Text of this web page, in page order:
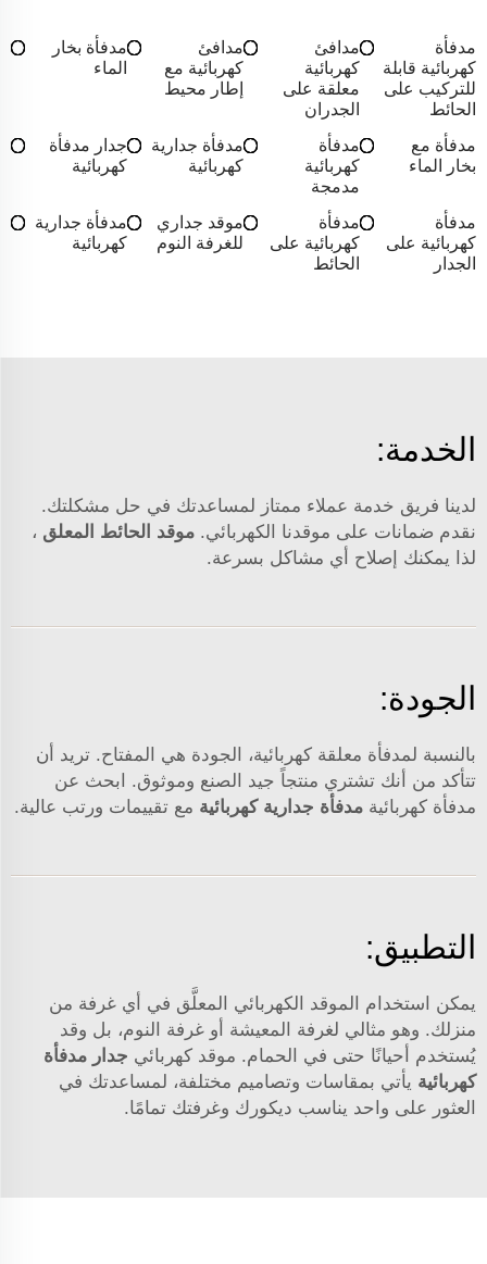
مدفأة
كهربائية قابلة
للتركيب على
الحائط
مدافئ
كهربائية
معلقة على
الجدران
مدافئ
كهربائية مع
إطار محيط
مدفأة بخار
الماء
مدفأة مع
بخار الماء
مدفأة
كهربائية
مدمجة
مدفأة جدارية
كهربائية
جدار مدفأة
كهربائية
مدفأة
كهربائية على
الجدار
مدفأة
كهربائية على
الحائط
موقد جداري
للغرفة النوم
مدفأة جدارية
كهربائية
الخدمة:
لدينا فريق خدمة عملاء ممتاز لمساعدتك في حل مشكلتك.
نقدم ضمانات على موقدنا الكهربائي. موقد الحائط المعلق ،
لذا يمكنك إصلاح أي مشاكل بسرعة.
الجودة:
بالنسبة لمدفأة معلقة كهربائية، الجودة هي المفتاح. تريد أن
تتأكد من أنك تشتري منتجاً جيد الصنع وموثوق. ابحث عن
مدفأة كهربائية مدفأة جدارية كهربائية مع تقييمات ورتب عالية.
التطبيق:
يمكن استخدام الموقد الكهربائي المعلَّق في أي غرفة من
منزلك. وهو مثالي لغرفة المعيشة أو غرفة النوم، بل وقد
يُستخدم أحيانًا حتى في الحمام. موقد كهربائي جدار مدفأة
كهربائية يأتي بمقاسات وتصاميم مختلفة، لمساعدتك في
العثور على واحد يناسب ديكورك وغرفتك تمامًا.